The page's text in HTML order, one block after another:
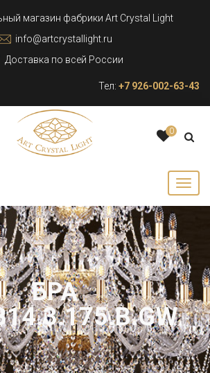
магазин фабрики Art Crystal Light
info@artcrystallight.ru
Доставка по всей России
Тел: +7 926-002-63-43
0
БРА